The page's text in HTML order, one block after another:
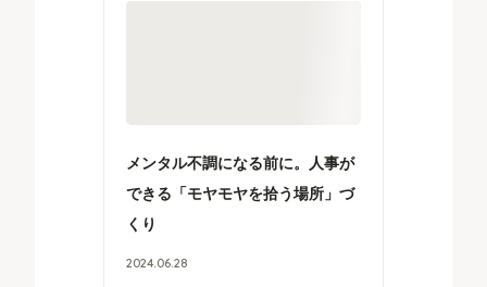
メンタル不調になる前に。人事が
できる「モヤモヤを拾う場所」づ
くり
2024 06 .28